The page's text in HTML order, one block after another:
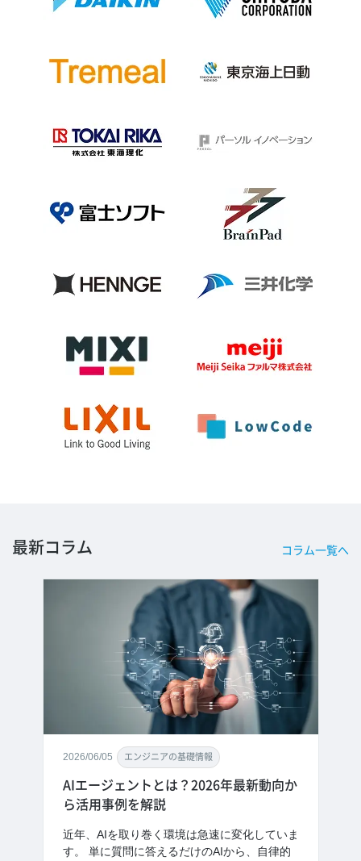
最新コラム コラム一覧へ
2026/06/05 エンジニアの基礎情報
AIエージェントとは？2026年最新動向か
ら活用事例を解説
近年、AIを取り巻く環境は急速に変化していま
す。 単に質問に答えるだけのAIから、自律的